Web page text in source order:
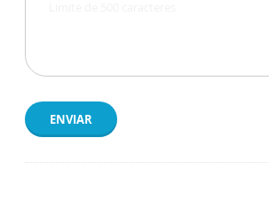
ENVIAR